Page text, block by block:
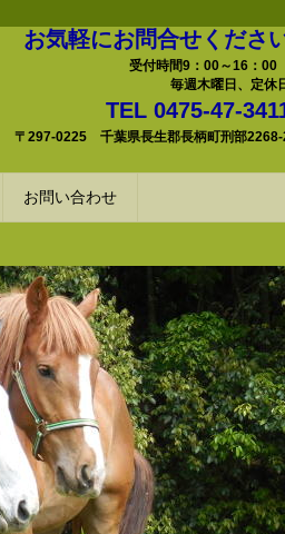
お気軽にお問合せくださ
受付時間9：00～16：00
毎週木曜日、定休
TEL 0475-47-
〒297-0225 千葉県長生郡長柄町刑部2268-
お問い合わせ